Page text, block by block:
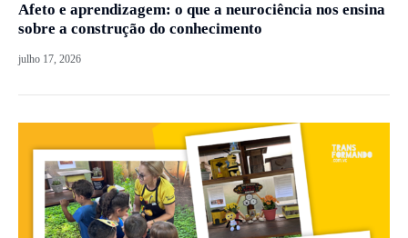
Afeto e aprendizagem: o que a neurociência nos ensina
sobre a construção do conhecimento
julho 17, 2026